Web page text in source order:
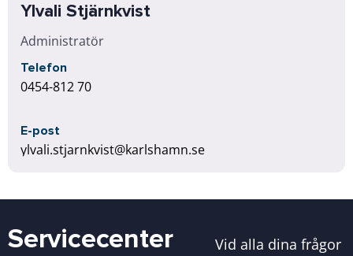
Ylvali Stjärnkvist
Administratör
Telefon
0454-812 70
E-post
ylvali.stjarnkvist@karlshamn.se
Servicecenter Vid alla dina frågor